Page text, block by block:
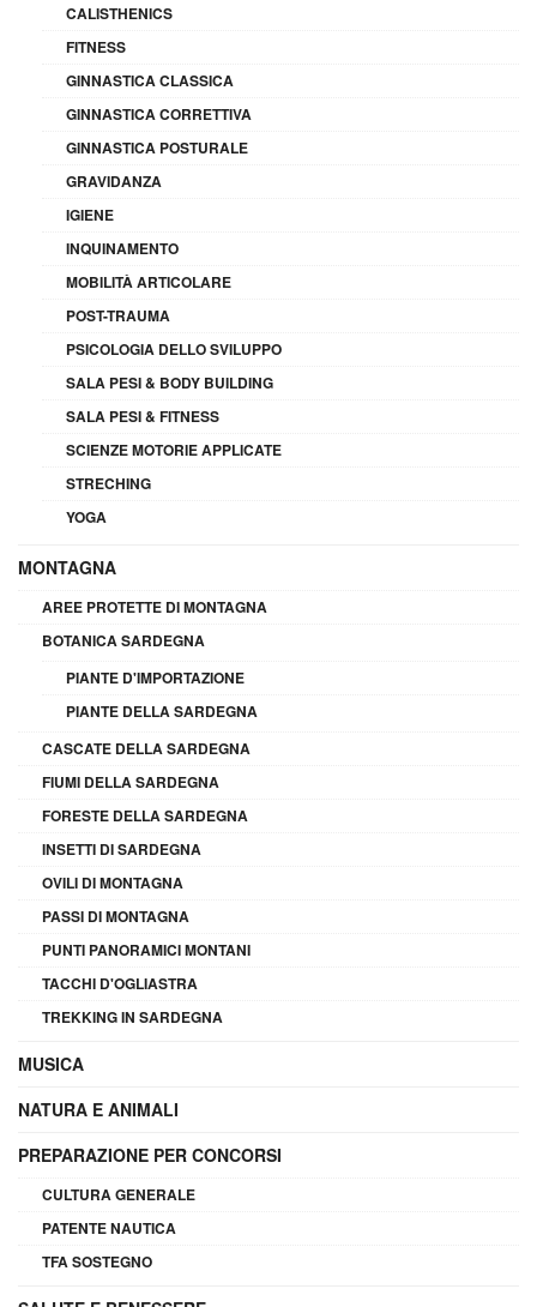
CALISTHENICS
FITNESS
GINNASTICA CLASSICA
GINNASTICA CORRETTIVA
GINNASTICA POSTURALE
GRAVIDANZA
IGIENE
INQUINAMENTO
MOBILITÀ ARTICOLARE
POST-TRAUMA
PSICOLOGIA DELLO SVILUPPO
SALA PESI & BODY BUILDING
SALA PESI & FITNESS
SCIENZE MOTORIE APPLICATE
STRECHING
YOGA
MONTAGNA
AREE PROTETTE DI MONTAGNA
BOTANICA SARDEGNA
PIANTE D'IMPORTAZIONE
PIANTE DELLA SARDEGNA
CASCATE DELLA SARDEGNA
FIUMI DELLA SARDEGNA
FORESTE DELLA SARDEGNA
INSETTI DI SARDEGNA
OVILI DI MONTAGNA
PASSI DI MONTAGNA
PUNTI PANORAMICI MONTANI
TACCHI D'OGLIASTRA
TREKKING IN SARDEGNA
MUSICA
NATURA E ANIMALI
PREPARAZIONE PER CONCORSI
CULTURA GENERALE
PATENTE NAUTICA
TFA SOSTEGNO